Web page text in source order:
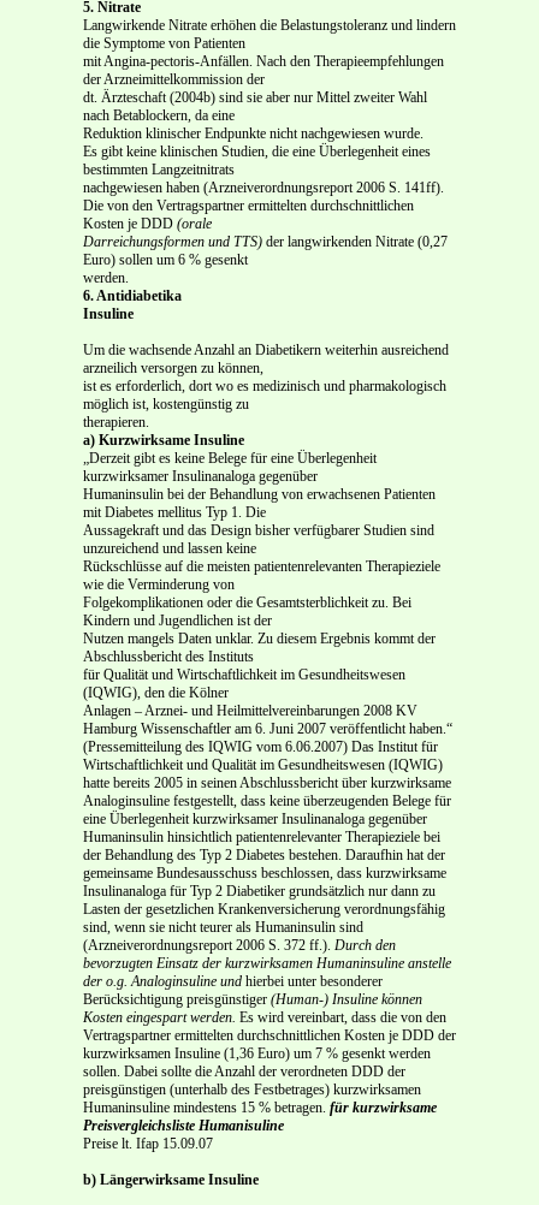
5. Nitrate
Langwirkende Nitrate erhöhen die Belastungstoleranz und lindern
die Symptome von Patienten
mit Angina-pectoris-Anfällen. Nach den Therapieempfehlungen
der Arzneimittelkommission der
dt. Ärzteschaft (2004b) sind sie aber nur Mittel zweiter Wahl
nach Betablockern, da eine
Reduktion klinischer Endpunkte nicht nachgewiesen wurde.
Es gibt keine klinischen Studien, die eine Überlegenheit eines
bestimmten Langzeitnitrats
nachgewiesen haben (Arzneiverordnungsreport 2006 S. 141ff).
Die von den Vertragspartner ermittelten durchschnittlichen
Kosten je DDD (orale
Darreichungsformen und TTS) der langwirkenden Nitrate (0,27
Euro) sollen um 6 % gesenkt
werden.
6. Antidiabetika
Insuline
Um die wachsende Anzahl an Diabetikern weiterhin ausreichend
arzneilich versorgen zu können,
ist es erforderlich, dort wo es medizinisch und pharmakologisch
möglich ist, kostengünstig zu
therapieren.
a) Kurzwirksame Insuline
„Derzeit gibt es keine Belege für eine Überlegenheit
kurzwirksamer Insulinanaloga gegenüber
Humaninsulin bei der Behandlung von erwachsenen Patienten
mit Diabetes mellitus Typ 1. Die
Aussagekraft und das Design bisher verfügbarer Studien sind
unzureichend und lassen keine
Rückschlüsse auf die meisten patientenrelevanten Therapieziele
wie die Verminderung von
Folgekomplikationen oder die Gesamtsterblichkeit zu. Bei
Kindern und Jugendlichen ist der
Nutzen mangels Daten unklar. Zu diesem Ergebnis kommt der
Abschlussbericht des Instituts
für Qualität und Wirtschaftlichkeit im Gesundheitswesen
(IQWIG), den die Kölner
Anlagen – Arznei- und Heilmittelvereinbarungen 2008 KV
Hamburg Wissenschaftler am 6. Juni 2007 veröffentlicht haben.“
(Pressemitteilung des IQWIG vom 6.06.2007) Das Institut für
Wirtschaftlichkeit und Qualität im Gesundheitswesen (IQWIG)
hatte bereits 2005 in seinen Abschlussbericht über kurzwirksame
Analoginsuline festgestellt, dass keine überzeugenden Belege für
eine Überlegenheit kurzwirksamer Insulinanaloga gegenüber
Humaninsulin hinsichtlich patientenrelevanter Therapieziele bei
der Behandlung des Typ 2 Diabetes bestehen. Daraufhin hat der
gemeinsame Bundesausschuss beschlossen, dass kurzwirksame
Insulinanaloga für Typ 2 Diabetiker grundsätzlich nur dann zu
Lasten der gesetzlichen Krankenversicherung verordnungsfähig
sind, wenn sie nicht teurer als Humaninsulin sind
(Arzneiverordnungsreport 2006 S. 372 ff.). Durch den
bevorzugten Einsatz der kurzwirksamen Humaninsuline anstelle
der o.g. Analoginsuline und hierbei unter besonderer
Berücksichtigung preisgünstiger (Human-) Insuline können
Kosten eingespart werden. Es wird vereinbart, dass die von den
Vertragspartner ermittelten durchschnittlichen Kosten je DDD der
kurzwirksamen Insuline (1,36 Euro) um 7 % gesenkt werden
sollen. Dabei sollte die Anzahl der verordneten DDD der
preisgünstigen (unterhalb des Festbetrages) kurzwirksamen
Humaninsuline mindestens 15 % betragen. für kurzwirksame
Preisvergleichsliste Humanisuline
Preise lt. Ifap 15.09.07
b) Längerwirksame Insuline